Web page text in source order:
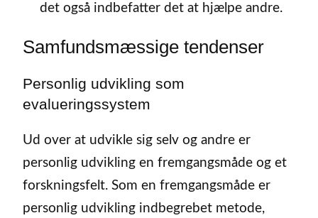
det også indbefatter det at hjælpe andre.
Samfundsmæssige tendenser
Personlig udvikling som
evalueringssystem
Ud over at udvikle sig selv og andre er
personlig udvikling en fremgangsmåde og et
forskningsfelt. Som en fremgangsmåde er
personlig udvikling indbegrebet metode,